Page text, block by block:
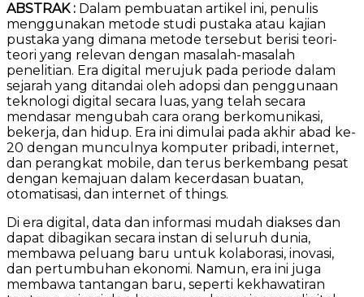
ABSTRAK : Dalam pembuatan artikel ini, penulis
menggunakan metode studi pustaka atau kajian
pustaka yang dimana metode tersebut berisi teori-
teori yang relevan dengan masalah-masalah
penelitian. Era digital merujuk pada periode dalam
sejarah yang ditandai oleh adopsi dan penggunaan
teknologi digital secara luas, yang telah secara
mendasar mengubah cara orang berkomunikasi,
bekerja, dan hidup. Era ini dimulai pada akhir abad ke-
20 dengan munculnya komputer pribadi, internet,
dan perangkat mobile, dan terus berkembang pesat
dengan kemajuan dalam kecerdasan buatan,
otomatisasi, dan internet of things.
Di era digital, data dan informasi mudah diakses dan
dapat dibagikan secara instan di seluruh dunia,
membawa peluang baru untuk kolaborasi, inovasi,
dan pertumbuhan ekonomi. Namun, era ini juga
membawa tantangan baru, seperti kekhawatiran